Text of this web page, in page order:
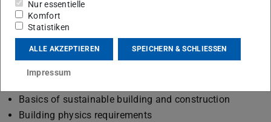
Lehrinhalte
Basics of sustainable building and construction
Building physics requirements
Nur essentielle
Komfort
Statistiken
ALLE AKZEPTIEREN SPEICHERN & SCHLIESSEN
Impressum